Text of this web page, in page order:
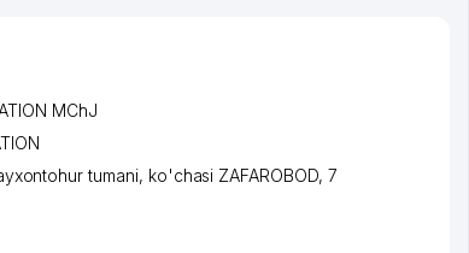
MChJ
tumani, ko'chasi ZAFAROBOD, 7